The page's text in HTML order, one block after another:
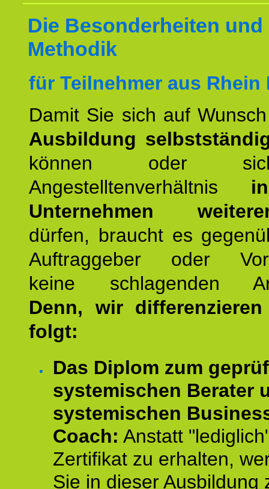
Die Besonderheiten und
Methodik
für Teilnehmer aus Rhein
Damit Sie sich auf
Ausbildung
können oder
Angestelltenverhältnis
Unternehmen
dürfen, braucht es
Auftraggeber oder
keine schlagenden
Denn, wir
folgt:
Das Diplom zum
systemischen Berater
systemischen
Coach: Anstatt
Zertifikat zu erhalten,
Sie in dieser Ausbildung